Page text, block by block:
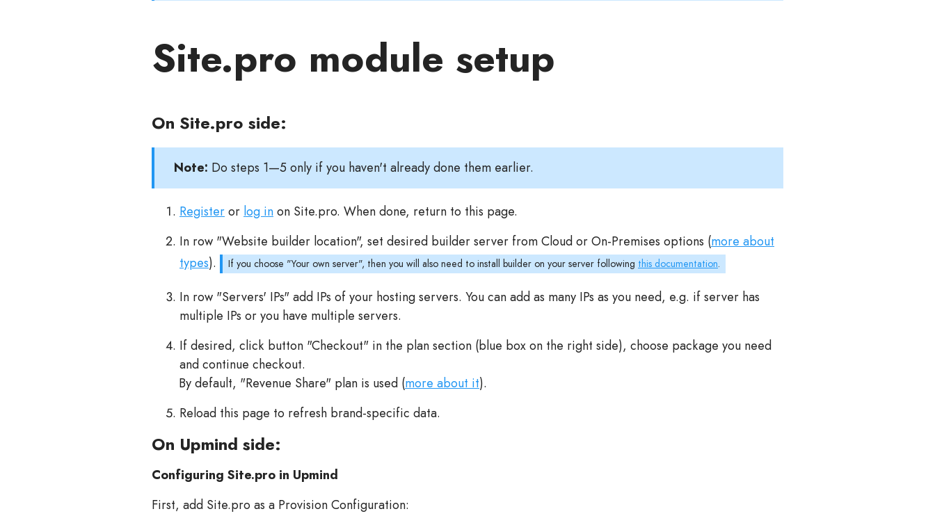
Site.pro module setup
On Site.pro side:
Note: Do steps 1—5 only if you haven't already done them earlier.
Registerorlog inon Site.pro. When done, return to this page.
In row "Website builder location", set desired builder server from Cloud or On-Premises options (more about
types). If you choose "Your own server", then you will also need to install builder on your server following this documentation.
In row "Servers' IPs" add IPs of your hosting servers. You can add as many IPs as you need, e.g. if server has
multiple IPs or you have multiple servers.
If desired, click button "Checkout" in the plan section (blue box on the right side), choose package you need
and continue checkout.
By default, "Revenue Share" plan is used (more about it).
Reload this page to refresh brand-specific data.
On Upmind side:
Configuring Site.pro in Upmind
First, add Site.pro as a Provision Configuration: